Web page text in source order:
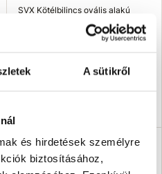
A sütikről
és hirdetések személyre
biztosításához,
SVX Kötélbilincs ovális alakú
horganyzott - bliszter 13
Raktáron 163 db
SVX